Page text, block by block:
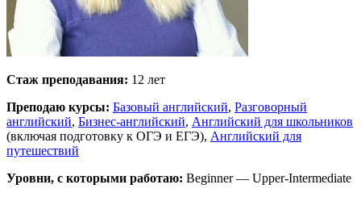
Стаж преподавания: 12 лет
Преподаю курсы: Базовый английский, Разговорный
английский, Бизнес-английский, Английский для школьников
(включая подготовку к ОГЭ и ЕГЭ), Английский для
путешествий
Уровни, с которыми работаю: Beginner — Upper-Intermediate